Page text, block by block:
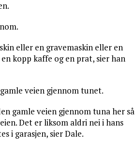
eller en gravemaskin eller en
kopp kaffe og en prat, sier han
veien gjennom tunet.
gamle veien gjennom tuna her så
Det er liksom aldri nei i hans
i garasjen, sier Dale.